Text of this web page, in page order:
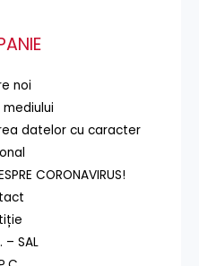
noi
datelor cu caracter
CORONAVIRUS!
– SAL